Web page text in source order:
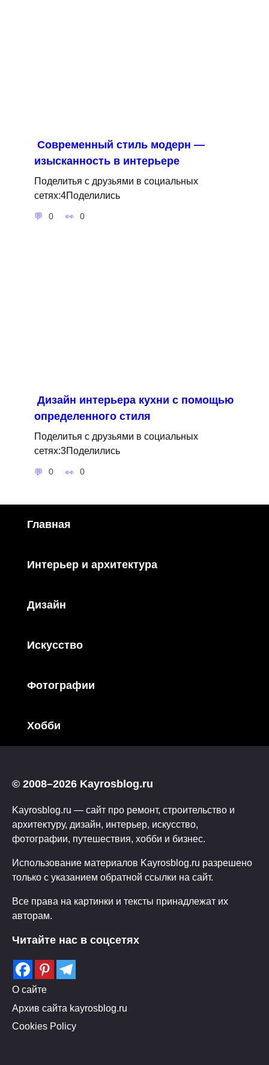
Современный стиль модерн —
изысканность в интерьере
Поделитья с друзьями в социальных
сетях:4Поделились
0 0
Дизайн интерьера кухни с помощью
определенного стиля
Поделитья с друзьями в социальных
сетях:3Поделились
0 0
Главная
Интерьер и архитектура
Дизайн
Искусство
Фотографии
Хобби
© 2008–2026 Kayrosblog.ru
Kayrosblog.ru — сайт про ремонт, строительство и
архитектуру, дизайн, интерьер, искусство,
фотографии, путешествия, хобби и бизнес.
Использование материалов Kayrosblog.ru разрешено
только с указанием обратной ссылки на сайт.
Все права на картинки и тексты принадлежат их
авторам.
Читайте нас в соцсетях
О сайте
Архив сайта kayrosblog.ru
Cookies Policy